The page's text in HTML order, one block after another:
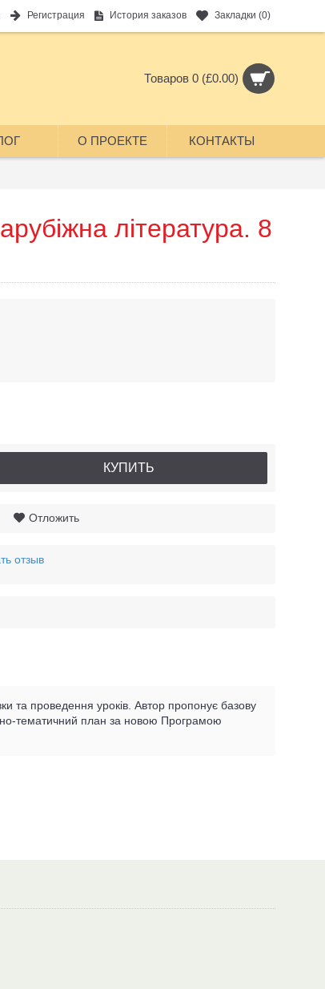
Регистрация История заказов Закладки (0)
Товаров 0 (£0.00)
О ПРОЕКТЕ КОНТАКТЫ
література. 8
КУПИТЬ
Отложить
отзыв
та проведення уроків. Автор пропонує базову
тематичний план за новою Програмою